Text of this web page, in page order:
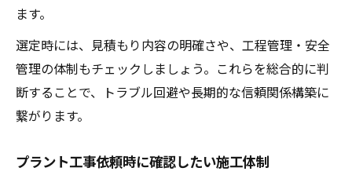
地域ニーズに応えるプラント工事の特徴
福岡の産業を支えるプラント工事の魅力
地域密着型プラント工事の強みと特徴
力
ます。
選定時には、見積もり内容の明確さや、工程管理・安全
管理の体制もチェックしましょう。これらを総合的に判
断することで、トラブル回避や長期的な信頼関係構築に
繋がります。
プラント工事依頼時に確認したい施工体制